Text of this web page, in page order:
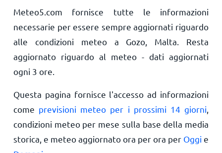
Meteo5.com fornisce tutte le informazioni
necessarie per essere sempre aggiornati riguardo
alle condizioni meteo a Gozo, Malta. Resta
aggiornato riguardo al meteo - dati aggiornati
ogni 3 ore.
Questa pagina fornisce l'accesso ad informazioni
come previsioni meteo per i prossimi 14 giorni
condizioni meteo per mese sulla base della media
storica, e meteo aggiornato ora per ora per Oggi e